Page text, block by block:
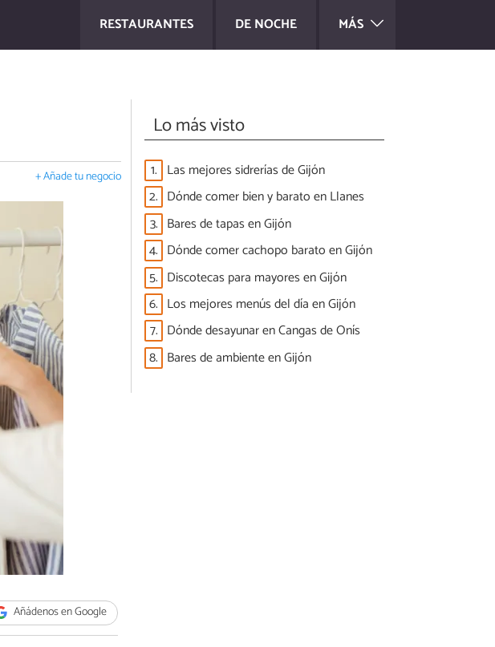
RESTAURANTES DE NOCHE MÁS
+ Añade tu negocio
Añádenos en Google
Lo más visto
1. Las mejores sidrerías de Gijón
2. Dónde comer bien y barato en Llanes
3. Bares de tapas en Gijón
4. Dónde comer cachopo barato en Gijón
5. Discotecas para mayores en Gijón
6. Los mejores menús del día en Gijón
7. Dónde desayunar en Cangas de Onís
8. Bares de ambiente en Gijón